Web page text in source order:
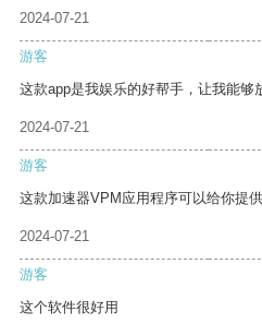
2024-07-21
游客
这款app是我娱乐的好帮手，让我能够
2024-07-21
游客
这款加速器VPM应用程序可以给你提
2024-07-21
游客
这个软件很好用